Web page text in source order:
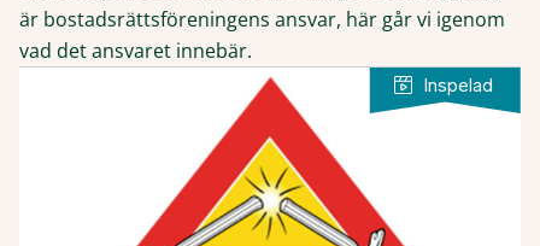
är bostadsrättsföreningens ansvar, här går vi igenom
vad det ansvaret innebär.